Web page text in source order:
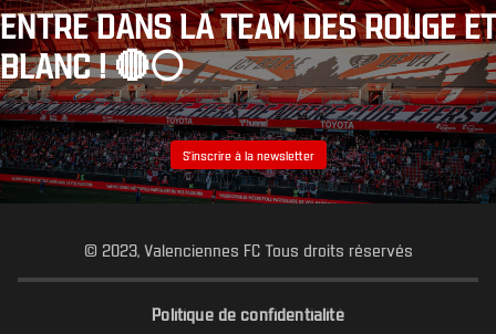
ENTRE DANS LA TEAM DES ROUGE ET
BLANC ! 🔴⚪️
S’inscrire à la newsletter
© 2023, Valenciennes FC Tous droits réservés
Politique de confidentialité